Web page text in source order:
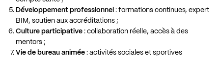
Développement professionnel : formations continues, expert
BIM, soutien aux accréditations ;
Culture participative : collaboration réelle, accès à des
mentors ;
Vie de bureau animée : activités sociales et sportives